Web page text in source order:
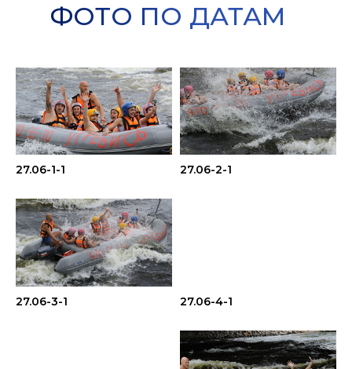
ФОТО ПО ДАТАМ
27.06-1-1 27.06-2-1
27.06-3-1 27.06-4-1